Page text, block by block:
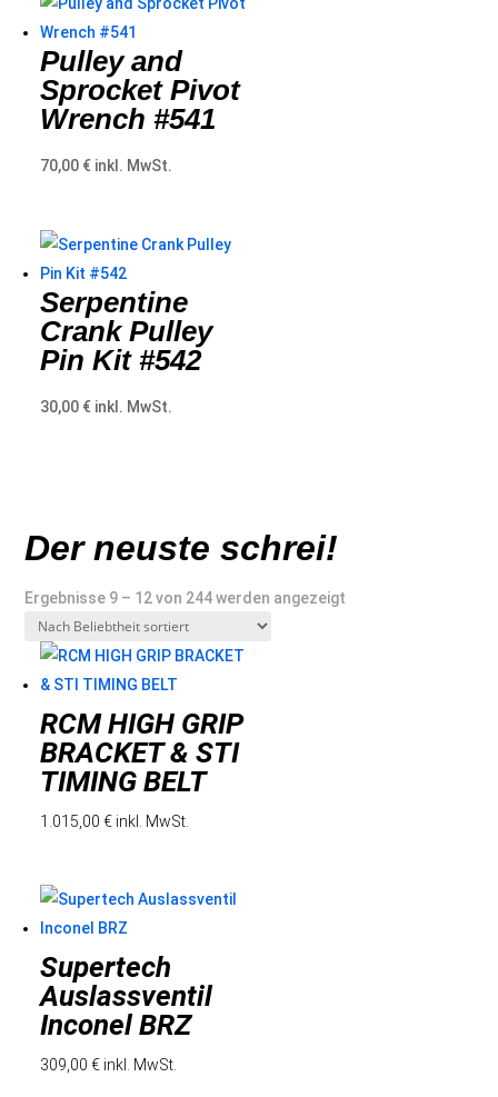
Pulley and
Sprocket Pivot
Wrench #541
70,00 € inkl. MwSt.
Serpentine
Crank Pulley
Pin Kit #542
30,00 € inkl. MwSt.
Der neuste schrei!
Ergebnisse 9 – 12 von 244 werden angezeigt
RCM HIGH GRIP
BRACKET & STI
TIMING BELT
1.015,00€ inkl. MwSt.
Supertech
Auslassventil
Inconel BRZ
309,00€ inkl. MwSt.